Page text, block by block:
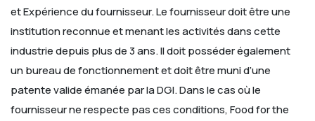
et Expérience du fournisseur.Le fournisseur doit être une
institution reconnue et menant les activités dans cette
industrie depuis plus de 3 ans. Il doit posséder également
un bureau de fonctionnement et doit être muni d’une
patente valide émanée par la DGI. Dans le cas où le
fournisseur ne respecte pas ces conditions, Food for the